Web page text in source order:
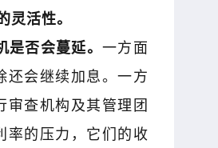
灵活性。
是否会蔓延。 一方面
还会继续加息。一方
审查机构及其管理团
率的压力，它们的收